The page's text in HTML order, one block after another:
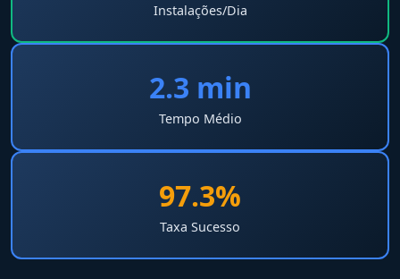
Instalações/Dia
2.3 min
Tempo Médio
97.3%
Taxa Sucesso